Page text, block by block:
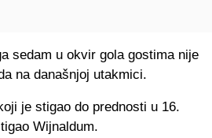
sedam u okvir gola gostima nije
na današnjoj utakmici.
je stigao do prednosti u 16.
Wijnaldum.